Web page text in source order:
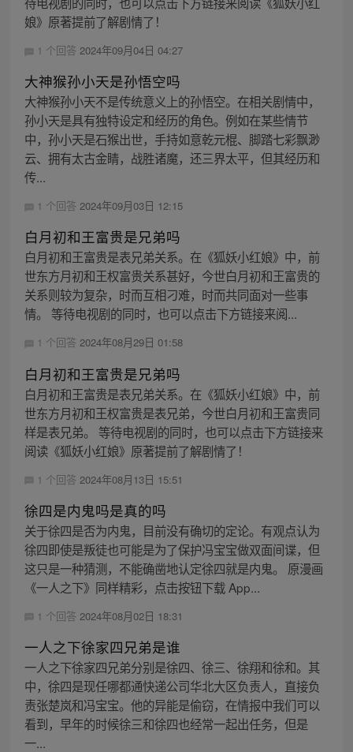
娘》原著提前了解剧情了！
1 个回答 2024年09月04日 04:27
大神猴孙小天是孙悟空吗
大神猴孙小天不是传统意义上的孙悟空。在相关剧情中，
孙小天是具有独特设定和经历的角色。例如在某些情节
中，孙小天是石猴出世，手持如意乾元棍、脚踏七彩飘渺
云、拥有太古金睛，战胜诸魔，还三界太平，但其经历和
传...
1 个回答 2024年09月03日 12:15
白月初和王富贵是兄弟吗
白月初和王富贵是表兄弟关系。在《狐妖小红娘》中，前
世东方月初和王权富贵关系甚好，今世白月初和王富贵的
关系则较为复杂，时而互相刁难，时而共同面对一些事
情。 等待电视剧的同时，也可以点击下方链接来阅...
1 个回答 2024年08月29日 01:58
白月初和王富贵是兄弟吗
白月初和王富贵是表兄弟关系。在《狐妖小红娘》中，前
世东方月初和王权富贵是表兄弟，今世白月初和王富贵同
样是表兄弟。 等待电视剧的同时，也可以点击下方链接来
阅读《狐妖小红娘》原著提前了解剧情了！
1 个回答 2024年08月13日 15:51
徐四是内鬼吗是真的吗
关于徐四是否为内鬼，目前没有确切的定论。有观点认为
徐四即使是叛徒也可能是为了保护冯宝宝做双面间谍，但
这只是一种猜测，不能确凿地认定徐四就是内鬼。 原漫画
《一人之下》同样精彩，点击按钮下载 App...
1 个回答 2024年08月02日 18:31
一人之下徐家四兄弟是谁
一人之下徐家四兄弟分别是徐四、徐三、徐翔和徐和。其
中，徐四是现任哪都通快递公司华北大区负责人，直接负
责张楚岚和冯宝宝。他的异能是偷窃，在情报中我们可以
看到，早年的时候徐三和徐四也经常一起出任务，但是
一...